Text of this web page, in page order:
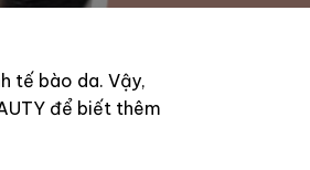
tế bào da. Vậy,
để biết thêm